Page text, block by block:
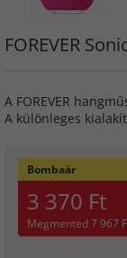
FOREVER
A FOREVER
A különleges
Bombaár
3 370 Ft
Megmented7 967